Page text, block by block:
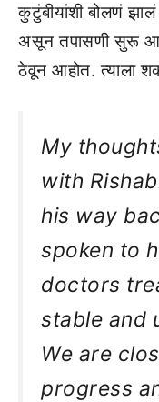
कुटुंबीयांशी बोलणं
असून तपासणी सुरू
ठेवून आहोत. त्याला
My
with
his way
spoken to
doctors
stable and
We are
progress